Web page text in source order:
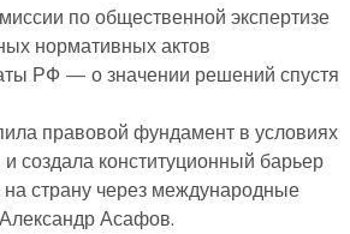
по общественной экспертизе
нормативных актов
РФ — о значении решений спустя
правовой фундамент в условиях
создала конституционный барьер
страну через международные
Асафов.